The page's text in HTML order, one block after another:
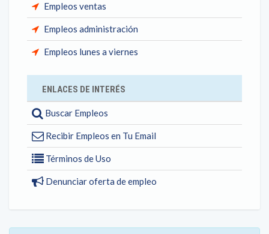
Empleos ventas
Empleos administración
Empleos lunes a viernes
ENLACES DE INTERÉS
Buscar Empleos
Recibir Empleos en Tu Email
Términos de Uso
Denunciar oferta de empleo